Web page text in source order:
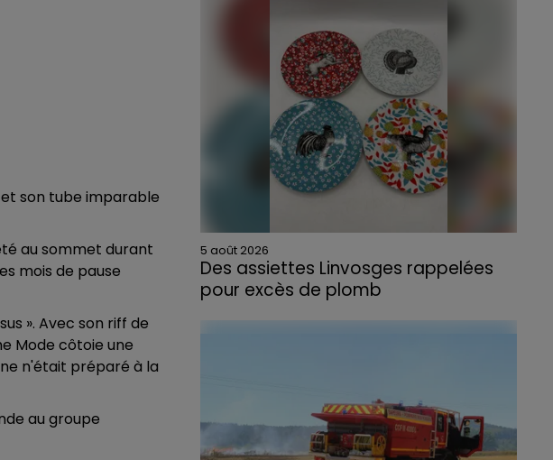
son tube imparable
au sommet durant
mois de pause
». Avec son riff de
Mode côtoie une
n'était préparé à la
au groupe
5 août 2026
Des assiettes Linvosges rappelées
pour excès de plomb